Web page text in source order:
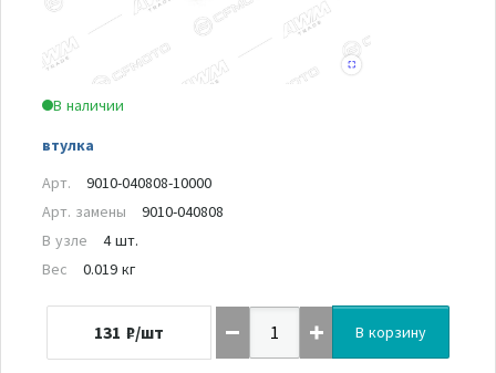
В наличии
втулка
Арт.
9010-040808-10000
Арт. замены
9010-040808
В узле
4 шт.
Вес
0.019 кг
131 ₽/шт В корзину